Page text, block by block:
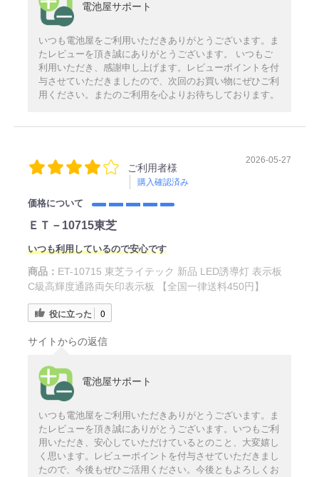
電池屋サポート
いつも電池屋をご利用いただきありがとうございます。ま
たレビューを頂き誠にありがとうございます。 いつもご
利用いただき、感謝申し上げます。レビューポイントを付
与させていただきましたので、次回のお買い物にぜひご利
用ください。またのご利用を心よりお待ちしております。
ご利用者様
購入確認済み
2026-05-27
価格について
ＥＴ－10715東芝
いつも利用しているので安心です
商品： ET-10715 東芝ライテック 新品 LED誘導灯 表示板
C級高輝度通路両矢印表示板 【全国一律送料450円】
役に立った 0
サイトからの返信
電池屋サポート
いつも電池屋をご利用いただきありがとうございます。ま
たレビューを頂き誠にありがとうございます。いつもご利
用いただき、安心していただけているとのこと、大変嬉し
く思います。レビューポイントを付与させていただきまし
たので、今後もぜひご活用ください。今後ともよろしくお